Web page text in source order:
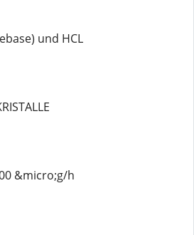
und HCL
&micro;g/h